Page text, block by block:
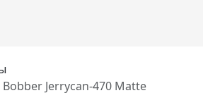
Jerrycan-470 Matte